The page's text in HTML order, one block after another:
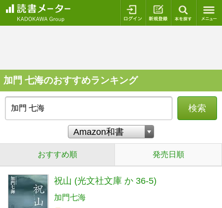
ログイン 新規登録
加門 七海のおすすめランキング
検索
おすすめ順 発売日順
祝山 (光文社文庫 か 36-5)
加門七海